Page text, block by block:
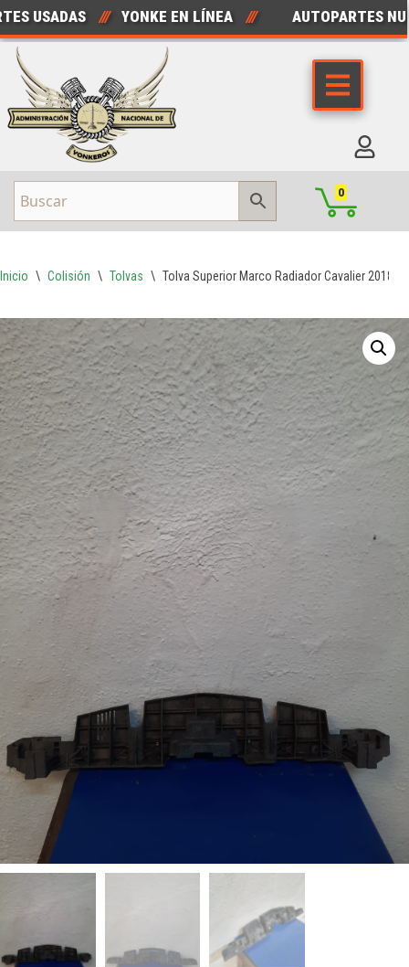
Saltar
al
contenido
USADAS /// YONKE EN LÍNEA /// AUTOPARTES
0
Inicio \ Colisión \ Tolvas \ Tolva Superior Marco Radiador Cavalier 2018 –